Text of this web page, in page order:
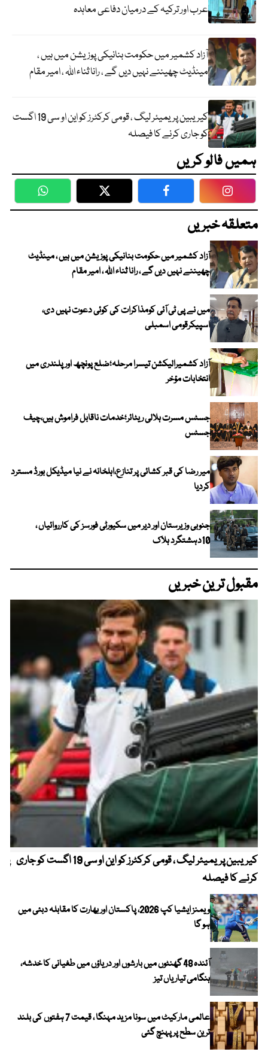
عرب اور ترکیہ کے درمیان دفاعی معاہدہ
آزاد کشمیر میں حکومت بنانیکی پوزیشن میں ہیں ،
مینڈیٹ چھیننے نہیں دیں گے ، رانا ثناء اللہ ، امیر مقام
کیریبین پریمیئر لیگ ، قومی کرکٹرز کو این او سی 19 اگست
کو جاری کرنے کا فیصلہ
ہمیں فالو کریں
WhatsApp Twitter Facebook
متعلقہ خبریں
آزاد کشمیر میں حکومت بنانیکی پوزیشن میں ہیں ، مینڈیٹ
چھیننے نہیں دیں گے ، رانا ثناء اللہ ، امیر مقام
میں نے پی ٹی آئی کومذاکرات کی کوئی دعوت نہیں دی،
اسپیکرقومی اسمبلی
آزاد کشمیرالیکشن تیسرا مرحلہ؛ضلع پونچھ اور پلندری میں
انتخابات مؤخر
جسٹس مسرت ہلالی ریٹائر؛خدمات ناقابل فراموش ہیں،چیف
جسٹس
میر رضا کی قبر کشائی پر تنازع،اہلخانہ نے نیا میڈیکل بورڈ مسترد
کردیا
جنوبی وزیرستان اور دیر میں سکیورٹی فورسز کی کارروائیاں ،
10دہشتگرد ہلاک
مقبول ترین خبریں
کیریبین پریمیئر لیگ ، قومی کرکٹرز کو این او سی 19 اگست کو جاری
کرنے کا فیصلہ
ویمنز ایشیا کپ 2026، پاکستان اور بھارت کا مقابلہ دبئی میں
ہو گا
آئندہ 48 گھنٹوں میں بارشوں اور دریاؤں میں طغیانی کا خدشہ،
ہنگامی تیاریاں تیز
عالمی مارکیٹ میں سونا مزید مہنگا ، قیمت 7 ہفتوں کی بلند
ترین سطح پر پہنچ گئی